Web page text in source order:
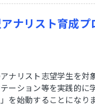
ナリスト育成プ
ナリスト志望学生を対
ーション等を実践的に
を始動することになり